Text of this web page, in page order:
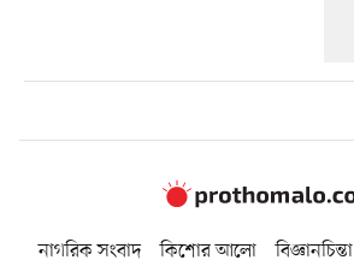
নাগরিক সংবাদ কিশোর আলো বিজ্ঞানচিন্তা